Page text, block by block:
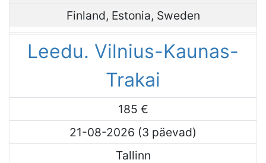
Finland, Estonia, Sweden
Leedu. Vilnius-Kaunas-
Trakai
185 €
21-08-2026 (3 päevad)
Tallinn